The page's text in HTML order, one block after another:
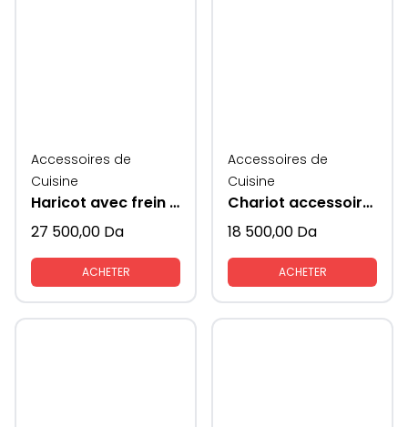
Accessoires de
Cuisine
Haricot avec frein KAV
27 500,00 Da
ACHETER
Accessoires de
Cuisine
Chariot accessoire de cuisine avec rangements KAV
18 500,00 Da
ACHETER